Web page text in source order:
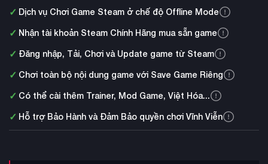
✓ Dịch vụ Chơi Game Steam ở chế độ Offline Mode
✓ Nhận tài khoản Steam Chính Hãng mua sẵn game
✓ Đăng nhập, Tải, Chơi và Update game từ Steam
✓ Chơi toàn bộ nội dung game với Save Game Riêng
✓ Có thể cài thêm Trainer, Mod Game, Việt Hóa...
✓ Hỗ trợ Bảo Hành và Đảm Bảo quyền chơi Vĩnh Viễn